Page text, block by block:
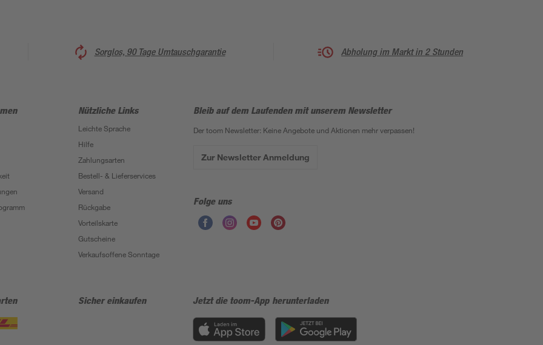
Sorglos, 90 Tage Umtauschgarantie Abholung im Markt in 2 Stunden
Nützliche Links
Leichte Sprache
Hilfe
Zahlungsarten
Bestell- & Lieferservices
Versand
Rückgabe
Vorteilskarte
Gutscheine
Verkaufsoffene Sonntage
Bleib auf dem Laufenden mit unserem Newsletter
Der toom Newsletter: Keine Angebote und Aktionen mehr verpassen!
Zur Newsletter Anmeldung
Folge uns
Sicher einkaufen Jetzt die toom-App herunterladen